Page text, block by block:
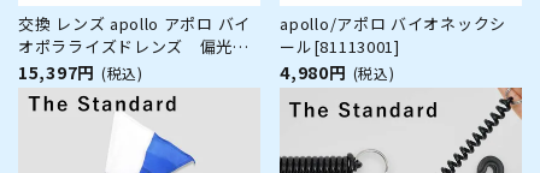
交換 レンズ apollo アポロ バイ
オポラライズドレンズ 偏光レ
ンズ UVカット バイオメタルマ
スクシリーズ ダイビング スキュ
ーバ スキューバダイビング スク
ーバ スクーバダイビング 左右セ
ット アクセサリー パーツ
15,397円 (税込)
apollo/アポロ バイオネックシ
ール[81113001]
4,980円 (税込)